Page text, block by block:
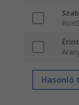
RoHS
Hasonló